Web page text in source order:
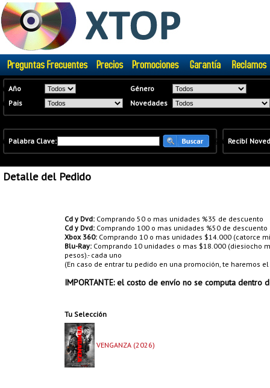
� Año
Género
� Pais Novedades
� Palabra Clave: � � Recibí
Detalle del Pedido
Cd y Dvd: Comprando 50 o mas unidades %35 de descuento
Cd y Dvd: Comprando 100 o mas unidades %50 de descuento
Xbox 360: Comprando 10 o mas unidades $14.000 (catorce
Blu-Ray: Comprando 10 unidades o mas $18.000 (diesiocho
pesos).- cada uno
(En caso de entrar tu pedido en una promoción, te haremos
IMPORTANTE: el costo de envío no se computa
Tu Selección
VENGANZA (2026)